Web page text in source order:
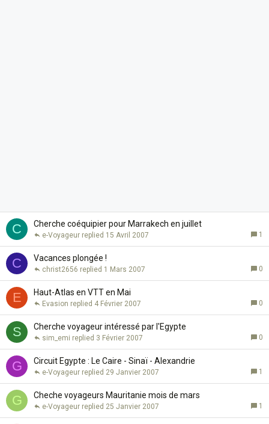
C Cherche coéquipier pour Marrakech en juillet
1
15 Avril 2007
e-Voyageur
C Vacances plongée !
0
1 Mars 2007
christ2656
E Haut-Atlas en VTT en Mai
0
4 Février 2007
Evasion
S Cherche voyageur intéressé par l'Egypte
0
3 Février 2007
sim_emi
G Circuit Egypte : Le Caire - Sinaï - Alexandrie
1
29 Janvier 2007
e-Voyageur
G Cheche voyageurs Mauritanie mois de mars
1
25 Janvier 2007
e-Voyageur